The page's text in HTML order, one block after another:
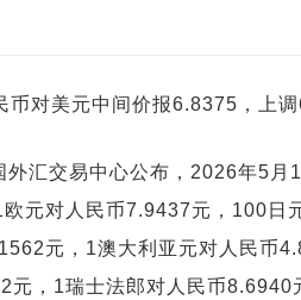
币对美元中间价报6.8375，上
外汇交易中心公布，2026年5
元对人民币7.9437元，100
元，1澳大利亚元对人民币
元，1瑞士法郎对人民币